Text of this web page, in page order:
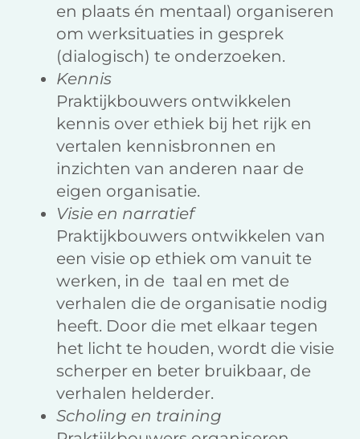
en plaats én mentaal) organiseren
om werksituaties in gesprek
(dialogisch) te onderzoeken.
Kennis
Praktijkbouwers ontwikkelen
kennis over ethiek bij het rijk en
vertalen kennisbronnen en
inzichten van anderen naar de
eigen organisatie.
Visie en narratief
Praktijkbouwers ontwikkelen van
een visie op ethiek om vanuit te
werken, in de taal en met de
verhalen die de organisatie nodig
heeft. Door die met elkaar tegen
het licht te houden, wordt die visie
scherper en beter bruikbaar, de
verhalen helderder.
Scholing en training